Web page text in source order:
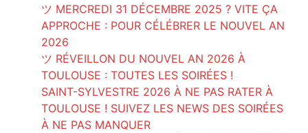
ツ MERCREDI 31 DÉCEMBRE 2025 ? VITE ÇA
APPROCHE : POUR CÉLÉBRER LE NOUVEL AN
2026
ツ RÉVEILLON DU NOUVEL AN 2026 À
TOULOUSE : TOUTES LES SOIRÉES !
SAINT-SYLVESTRE 2026 À NE PAS RATER À
TOULOUSE ! SUIVEZ LES NEWS DES SOIRÉES
À NE PAS MANQUER